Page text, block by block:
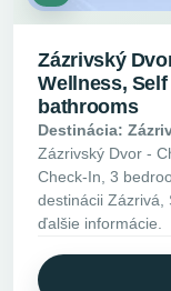
Zázrivský
Wellness,
bathrooms
Destinácia:
Zázrivský Dvor -
Check-In, 3
destinácii Zázrivá,
ďalšie informácie.